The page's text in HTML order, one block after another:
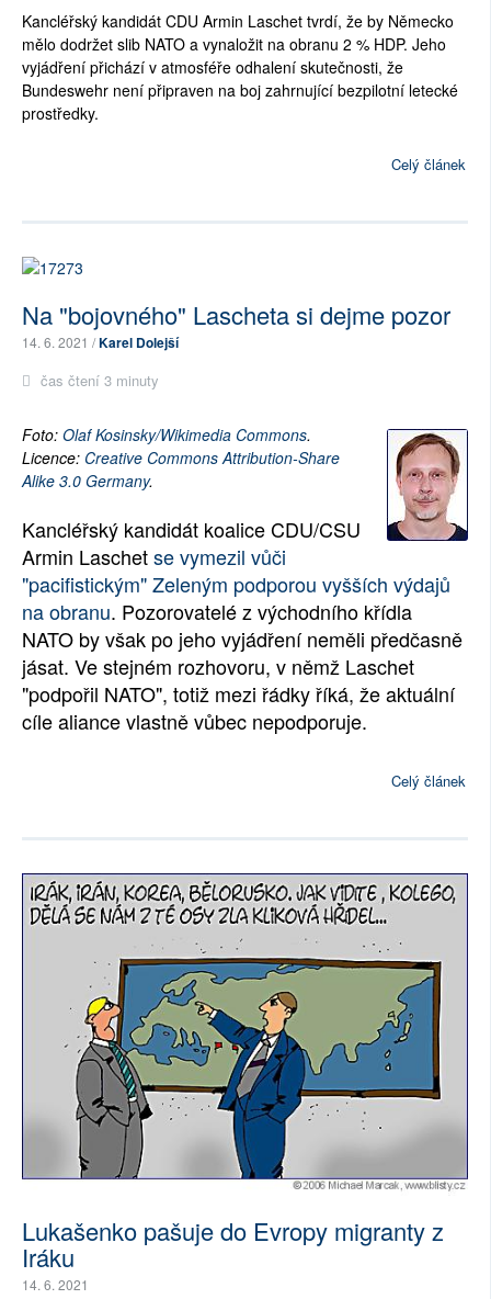
Kancléřský kandidát CDU Armin Laschet tvrdí, že by Německo
mělo dodržet slib NATO a vynaložit na obranu 2 % HDP. Jeho
vyjádření přichází v atmosféře odhalení skutečnosti, že
Bundeswehr není připraven na boj zahrnující bezpilotní letecké
prostředky.
Celý článek
Na "bojovného" Lascheta si dejme pozor
14. 6. 2021 /Karel Dolejší
čas čtení 3 minuty
Foto: Olaf Kosinsky/Wikimedia Commons.
Licence: Creative Commons Attribution-Share
Alike 3.0 Germany.
Kancléřský kandidát koalice CDU/CSU
Armin Laschetse vymezil vůči
"pacifistickým" Zeleným podporou vyšších výdajů
na obranu. Pozorovatelé z východního křídla
NATO by však po jeho vyjádření neměli předčasně
jásat. Ve stejném rozhovoru, v němž Laschet
"podpořil NATO", totiž mezi řádky říká, že aktuální
cíle aliance vlastně vůbec nepodporuje.
Celý článek
Lukašenko pašuje do Evropy migranty z
Iráku
14. 6. 2021